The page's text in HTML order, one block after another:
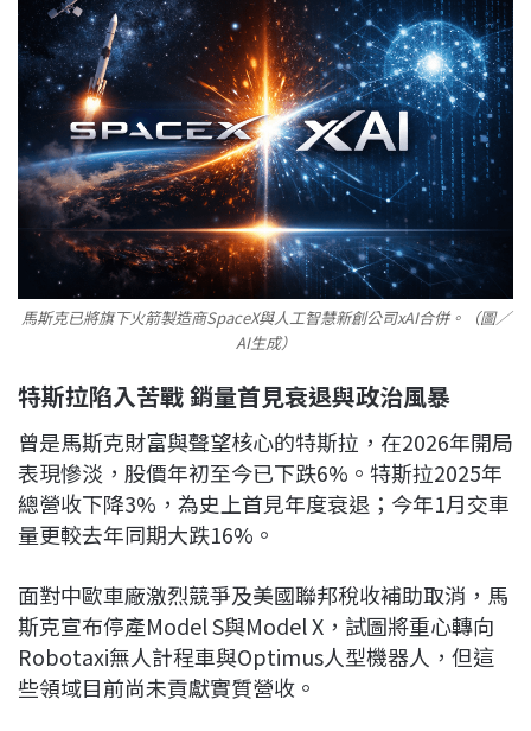
馬斯克已將旗下火箭製造商SpaceX與人工智慧新創公司xAI合併。（圖／
AI生成）
特斯拉陷入苦戰 銷量首見衰退與政治風暴
曾是馬斯克財富與聲望核心的特斯拉，在2026年開局
表現慘淡，股價年初至今已下跌6%。特斯拉2025年
總營收下降3%，為史上首見年度衰退；今年1月交車
量更較去年同期大跌16%。
面對中歐車廠激烈競爭及美國聯邦稅收補助取消，馬
斯克宣布停產Model S與Model X，試圖將重心轉向
Robotaxi無人計程車與Optimus人型機器人，但這
些領域目前尚未貢獻實質營收。